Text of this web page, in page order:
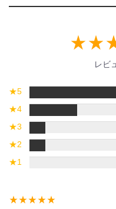
star_rate star_rate
レビ
★5
★4
★3
★2
★1
star_ratestar_ratestar_ratestar_ratestar_rate